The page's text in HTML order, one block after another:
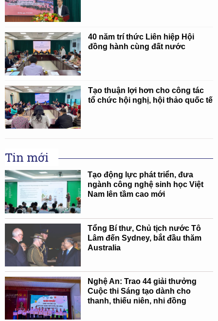
40 năm trí thức Liên hiệp Hội
đồng hành cùng đất nước
Tạo thuận lợi hơn cho công tác
tổ chức hội nghị, hội thảo quốc tế
Tin mới
Tạo động lực phát triển, đưa
ngành công nghệ sinh học Việt
Nam lên tầm cao mới
Tổng Bí thư, Chủ tịch nước Tô
Lâm đến Sydney, bắt đầu thăm
Australia
Nghệ An: Trao 44 giải thưởng
Cuộc thi Sáng tạo dành cho
thanh, thiếu niên, nhi đồng